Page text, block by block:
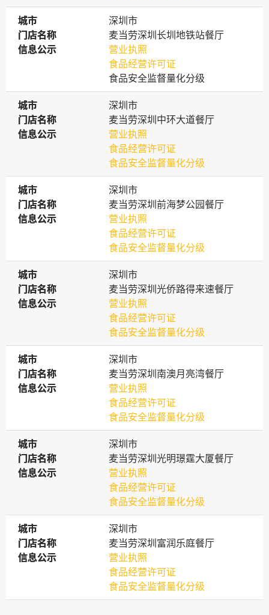
城市
城市
深圳市
门店名称
门店名称
麦当劳深圳长圳地铁站餐厅
信息公示
信息公示
营业执照
食品经营许可证
食品安全监督量化分级
城市
城市
深圳市
门店名称
门店名称
麦当劳深圳中环大道餐厅
信息公示
信息公示
营业执照
食品经营许可证
食品安全监督量化分级
城市
城市
深圳市
门店名称
门店名称
麦当劳深圳前海梦公园餐厅
信息公示
信息公示
营业执照
食品经营许可证
食品安全监督量化分级
城市
城市
深圳市
门店名称
门店名称
麦当劳深圳光侨路得来速餐厅
信息公示
信息公示
营业执照
食品经营许可证
食品安全监督量化分级
城市
城市
深圳市
门店名称
门店名称
麦当劳深圳南澳月亮湾餐厅
信息公示
信息公示
营业执照
食品经营许可证
食品安全监督量化分级
城市
城市
深圳市
门店名称
门店名称
麦当劳深圳光明璟霆大厦餐厅
信息公示
信息公示
营业执照
食品经营许可证
食品安全监督量化分级
城市
城市
深圳市
门店名称
门店名称
麦当劳深圳富润乐庭餐厅
信息公示
信息公示
营业执照
食品经营许可证
食品安全监督量化分级